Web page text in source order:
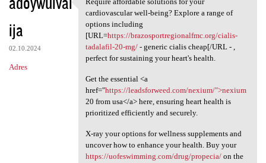
ija
02.10.2024
Adres
Require affordable solutions
cardiovascular well-being? Explore a range of
options including
[URL=https://brazosportregionalfmc.org/cialis-
tadalafil-20-mg/- generic cialis cheap[/URL - ,
perfect for sustaining your heart's health.
Get the essential <a
href="https://leadsforweed.com/nexium/">nexium
20 from usa</a> here, ensuring heart health is
prioritized efficiently and securely.
X-ray your options for wellness supplements and
uncover how to enhance your health. Buy your
https://uofeswimming.com/drug/propecia/on the